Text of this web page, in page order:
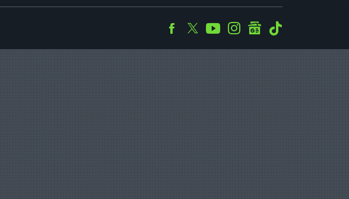
Facebook
TwitterYoutubeInstagramgooglenews